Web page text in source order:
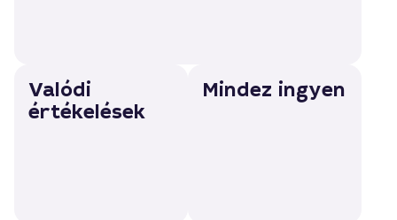
Valódi
értékelések
Mindez ingyen